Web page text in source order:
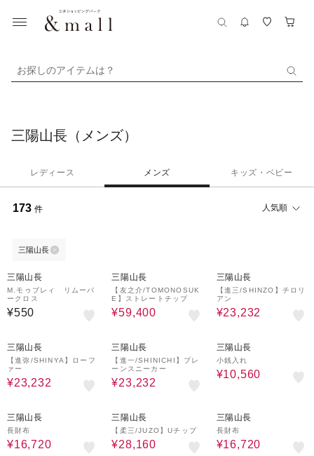
お探しのアイテムは？
三陽山長（メンズ）
レディース メンズ キッズ・ベビー
173 件 人気順
三陽山長
三陽山長
M.モゥブレィ リムーバ
ークロス
¥550
三陽山長
【友之介/TOMONOSUK
E】ストレートチップ
¥59,400
三陽山長
【進三/SHINZO】チロリ
アン
¥23,232
三陽山長
【進弥/SHINYA】ローフ
ァー
¥23,232
三陽山長
【進一/SHINICHI】プレ
ーンスニーカー
¥23,232
三陽山長
小銭入れ
¥10,560
三陽山長
長財布
¥16,720
三陽山長
【柔三/JUZO】Uチップ
¥28,160
三陽山長
長財布
¥16,720